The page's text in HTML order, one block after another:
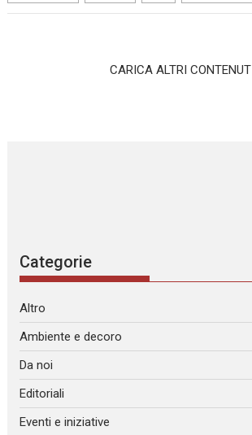
CARICA ALTRI CONTENUTI
Categorie
Altro
Ambiente e decoro
Da noi
Editoriali
Eventi e iniziative